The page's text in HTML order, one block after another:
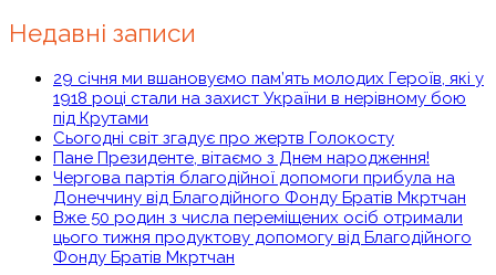
Недавні записи
29 січня ми вшановуємо пам’ять молодих Героїв, які у
1918 році стали на захист України в нерівному бою
під Крутами
Сьогодні світ згадує про жертв Голокосту
Пане Президенте, вітаємо з Днем народження!
Чергова партія благодійної допомоги прибула на
Донеччину від Благодійного Фонду Братів Мкртчан
Вже 50 родин з числа переміщених осіб отримали
цього тижня продуктову допомогу від Благодійного
Фонду Братів Мкртчан